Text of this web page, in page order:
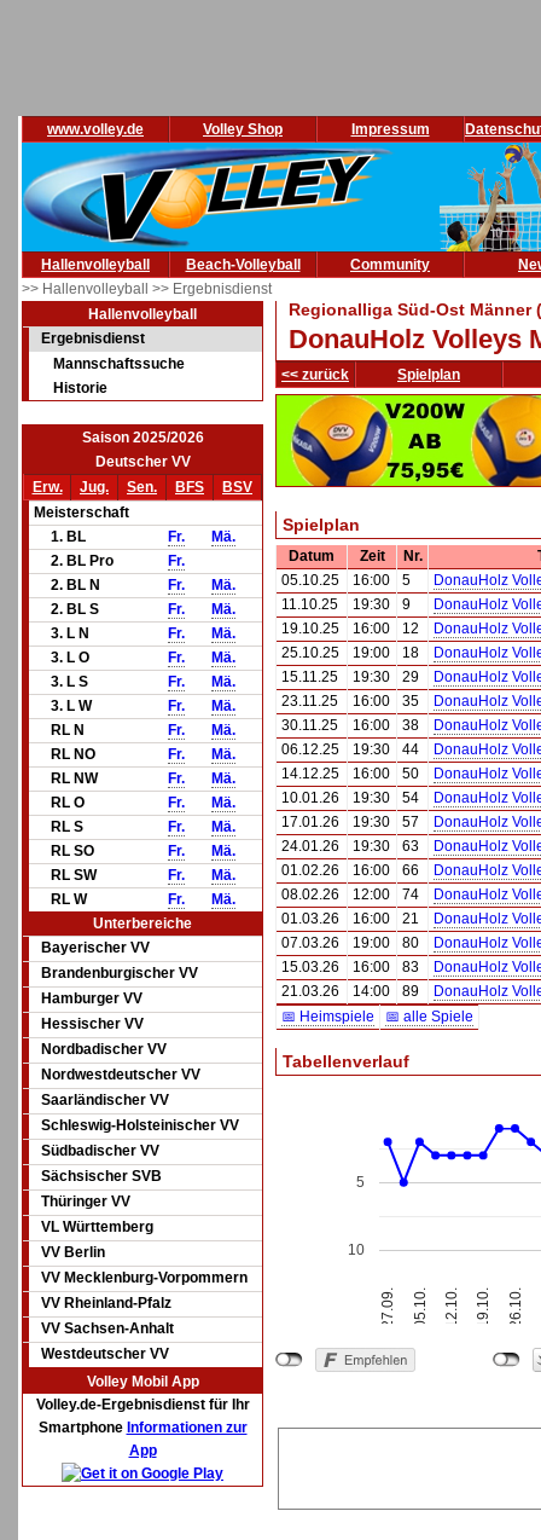
www.volley.de Volley Shop Impressum
Hallenvolleyball Beach-Volleyball Community
>> Hallenvolleyball >> Ergebnisdienst
Hallenvolleyball
Ergebnisdienst
Mannschaftssuche
Historie
Saison 2025/2026
Deutscher VV
Erw.
Jug. Sen. BFS
BSV
Meisterschaft
1. BL
Fr.
Mä.
2. BL Pro
Fr.
2. BL N
Fr.
Mä.
2. BL S
Fr.
Mä.
3. L N
Fr.
Mä.
3. L O
Fr.
Mä.
3. L S
Fr.
Mä.
3. L W
Fr.
Mä.
RL N
Fr.
Mä.
RL NO
Fr.
Mä.
RL NW
Fr.
Mä.
RL O
Fr.
Mä.
RL S
Fr.
Mä.
RL SO
Fr.
Mä.
RL SW
Fr.
Mä.
RL W
Fr.
Mä.
Unterbereiche
Bayerischer VV
Brandenburgischer VV
Hamburger VV
Hessischer VV
Nordbadischer VV
Nordwestdeutscher VV
Saarländischer VV
Schleswig-Holsteinischer VV
Südbadischer VV
Sächsischer SVB
Thüringer VV
VL Württemberg
VV Berlin
VV Mecklenburg-Vorpommern
VV Rheinland-Pfalz
VV Sachsen-Anhalt
Westdeutscher VV
Volley Mobil App
Volley.de-Ergebnisdienst für Ihr
Smartphone Informationen zur
App
Regionalliga Süd-Ost Männer
DonauHolz Volleys
<< zurück Spielplan
Spielplan
Datum Zeit Nr.
05.10.25
16:00 5
DonauHolz
11.10.25
19:30 9
DonauHolz
19.10.25
16:00 12
DonauHolz
25.10.25
19:00 18
DonauHolz
15.11.25
19:30 29
DonauHolz
23.11.25
16:00 35
DonauHolz
30.11.25
16:00 38
DonauHolz
06.12.25
19:30 44
DonauHolz
14.12.25
16:00 50
DonauHolz
10.01.26
19:30 54
DonauHolz
17.01.26
19:30 57
DonauHolz
24.01.26
19:30 63
DonauHolz
01.02.26
16:00 66
DonauHolz
08.02.26
12:00 74
DonauHolz
01.03.26
16:00 21
DonauHolz
07.03.26
19:00 80
DonauHolz
15.03.26
16:00 83
DonauHolz
21.03.26
14:00 89
DonauHolz
📅 Heimspiele
📅 alle Spiele
Tabellenverlauf
27.09. 05.10. 12.10. 19.10. 26.10.
5
10